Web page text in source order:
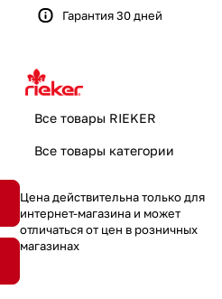
Гарантия 30 дней
Все товары RIEKER
Все товары категории
Цена действительна только для
интернет-магазина и может
отличаться от цен в розничных
магазинах